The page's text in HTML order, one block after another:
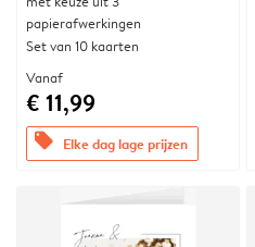
papierafwerkingen
Set van 10 kaarten
Vanaf
€ 11,99
offers Elke dag lage prijzen